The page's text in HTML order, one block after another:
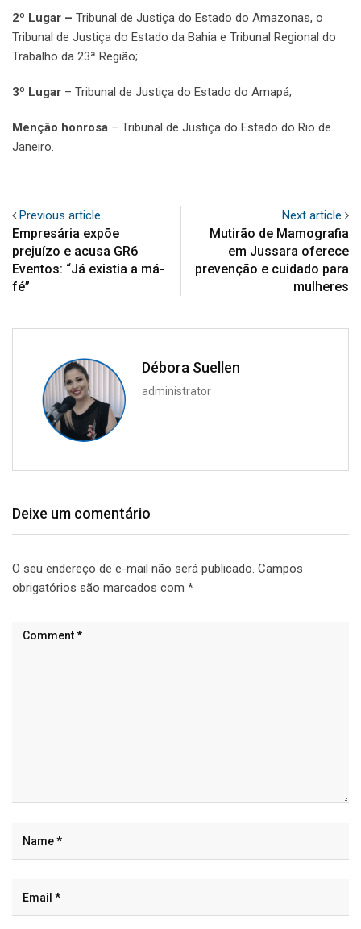
2º Lugar – Tribunal de Justiça do Estado do Amazonas, o
Tribunal de Justiça do Estado da Bahia e Tribunal Regional do
Trabalho da 23ª Região;
3º Lugar – Tribunal de Justiça do Estado do Amapá;
Menção honrosa – Tribunal de Justiça do Estado do Rio de
Janeiro.
Previous article
Empresária expõe
prejuízo e acusa GR6
Eventos: “Já existia a má-
fé”
Next article
Mutirão de Mamografia
em Jussara oferece
prevenção e cuidado para
mulheres
Débora Suellen
administrator
Deixe um comentário
O seu endereço de e-mail não será publicado. Campos
obrigatórios são marcados com *